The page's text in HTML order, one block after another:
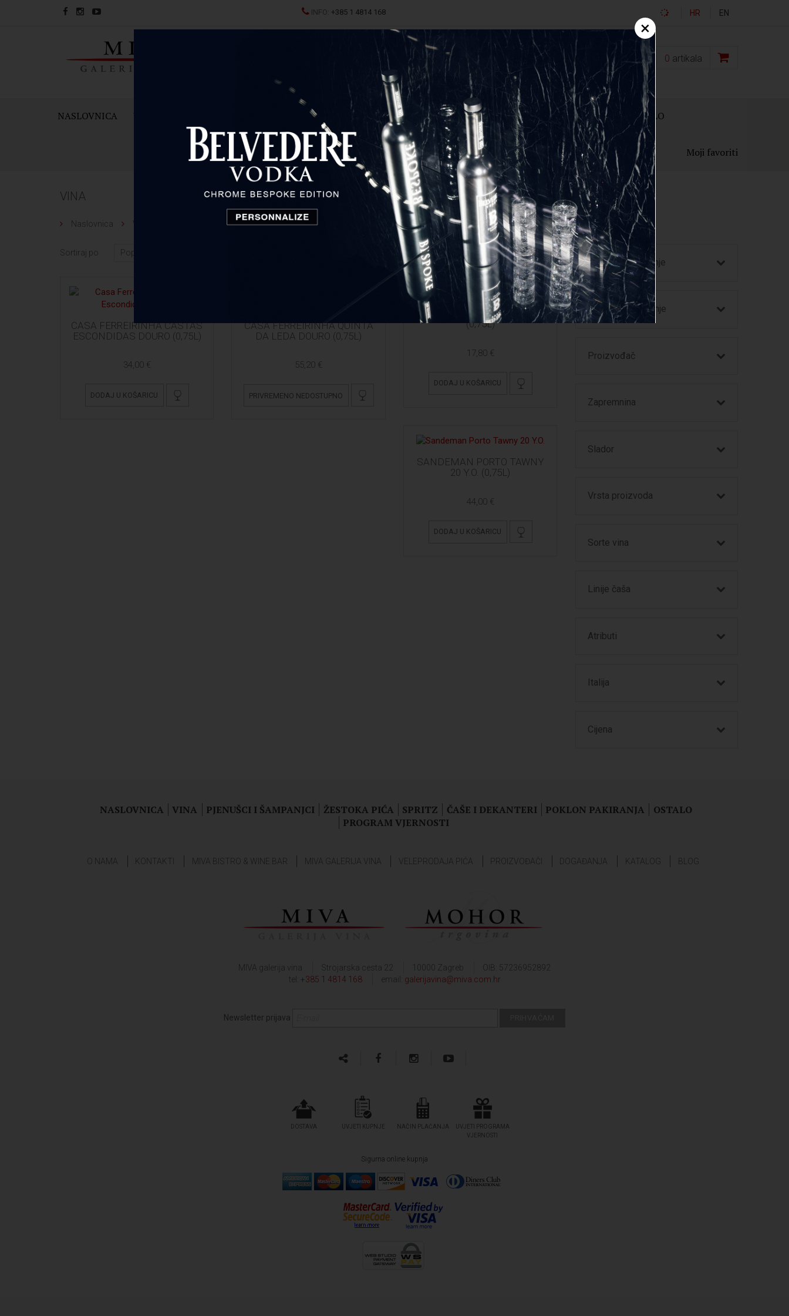
INFO: +385 1 4814 168 HR EN
0,00 € 0 artikala
NASLOVNICA VINA SPRITZ ŽESTOKA PIĆA ČAŠE I DEKANTERI POKLON PAKIRANJA OSTALO
Moji favoriti
VINA
Naslovnica Vina
Sortiraj po
CASA FERREIRINHA CASTAS
ESCONDIDAS DOURO (0,75L)
34,00 €
DODAJ U KOŠARICU
CASA FERREIRINHA QUINTA
DA LEDA DOURO (0,75L)
55,20 €
PRIVREMENO NEDOSTUPNO
SANDEMAN PORTO LBV 2020
(0,75L)
17,80 €
DODAJ U KOŠARICU
SANDEMAN PORTO TAWNY
20 Y.O. (0,75L)
44,00 €
DODAJ U KOŠARICU
Zemlja proizvodnje
Godina proizvodnje
Proizvođač
Zapremnina
Slador
Vrsta proizvoda
Sorte vina
Linije čaša
Atributi
Italija
Cijena
NASLOVNICA VINA PJENUŠCI I ŠAMPANJCI ŽESTOKA PIĆA SPRITZ ČAŠE I DEKANTERI POKLON PAKIRANJA
OSTALO
PROGRAM VJERNOSTI
O NAMA KONTAKTI MIVA BISTRO & WINE BAR MIVA GALERIJA VINA VELEPRODAJA PIĆA PROIZVOĐAČI DOGAĐANJA KATALOG BLOG
MIVA galerija vina Strojarska cesta 22 10000 Zagreb
OIB: 57236952892
tel: +385 1 4814 168 email: galerijavina@miva.com.hr
Newsletter prijava
DOSTAVA UVJETI KUPNJE NAČIN PLAĆANJA
UVJETI PROGRAMA
VJERNOSTI
Sigurna online kupnja
×